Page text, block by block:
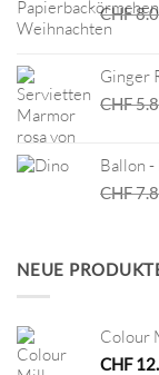
CHF
Ginger
CHF
Ballon -
CHF
NEUE
Colour
CHF